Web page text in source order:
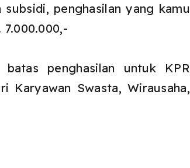
penghasilan yang kamu
batas penghasilan untuk KPR
Karyawan Swasta, Wirausaha,